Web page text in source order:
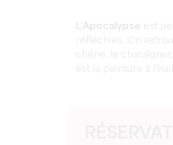
L'Apocalypse est
réfléchies. On
chêne, le
est la peinture à